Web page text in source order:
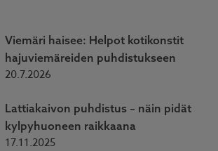
Viemäri haisee: Helpot kotikonstit
hajuviemäreiden puhdistukseen
20.7.2026
Lattiakaivon puhdistus – näin pidät
kylpyhuoneen raikkaana
17.11.2025